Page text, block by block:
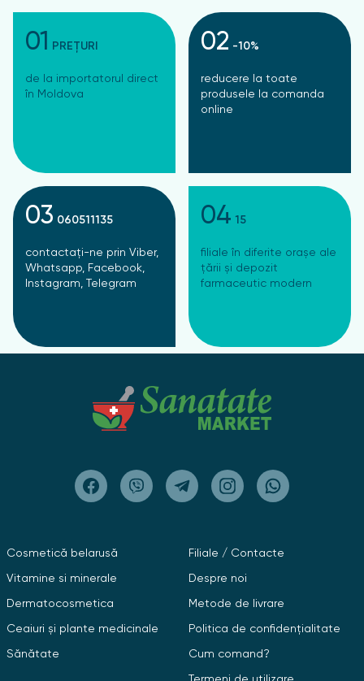
01 PREȚURI
de la importatorul direct
în Moldova
02 -10%
reducere la toate
produsele la comanda
online
03 060511135
contactați-ne prin Viber,
Whatsapp, Facebook,
Instagram, Telegram
04 15
filiale în diferite orașe ale
țării și depozit
farmaceutic modern
Cosmetică belarusă
Vitamine si minerale
Dermatocosmetica
Ceaiuri și plante medicinale
Sănătate
Filiale / Contacte
Despre noi
Metode de livrare
Politica de confidențialitate
Cum comand?